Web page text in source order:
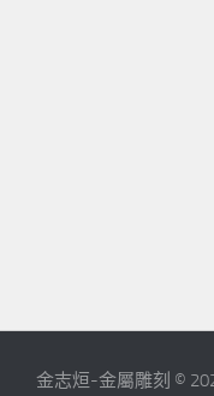
金志烜-金屬雕刻 ©